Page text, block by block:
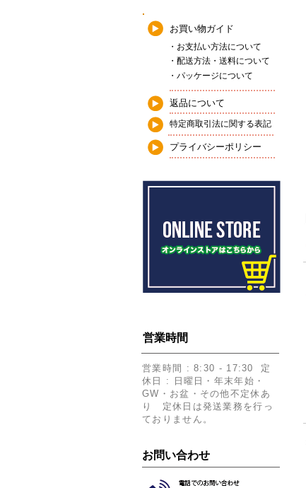
お買い物ガイド
・お支払い方法について
・配送方法・送料について
・パッケージについて
返品について
特定商取引法に関する表記
プライバシーポリシー
​営業時間
​営業時間 : 8:30 - 17:30 定
休日 : 日曜日・年末年始・
GW・お盆・その他不定休あ
り 定休日は発送業務を行っ
ておりません。
​お問い合わせ